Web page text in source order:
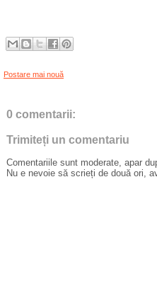
Postare mai nouă
0 comentarii:
Trimiteți un comentariu
Comentariile sunt moderate, apar
Nu e nevoie să scrieți de două ori,